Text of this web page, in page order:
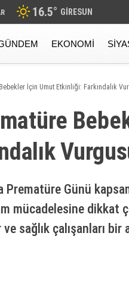
16.5° GIRESUN
EKONOMI
İçin Umut Etkinliği: Farkındalık
Prematüre Günü
mücadelesine dikkat
sağlık çalışanları bir